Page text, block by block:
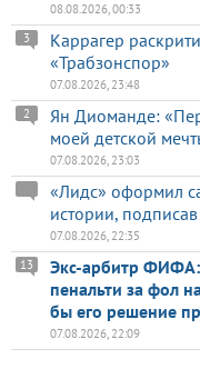
08.08.2026, 00:33
Каррагер
«Трабзонспор»
3
07.08.2026, 23:48
Ян Диоманде:
моей детской
2
07.08.2026, 23:03
«Лидс» оформил
истории,
07.08.2026, 22:35
Экс-арбитр ФИФА:
пенальти за фол
бы его решение
13
07.08.2026, 22:09